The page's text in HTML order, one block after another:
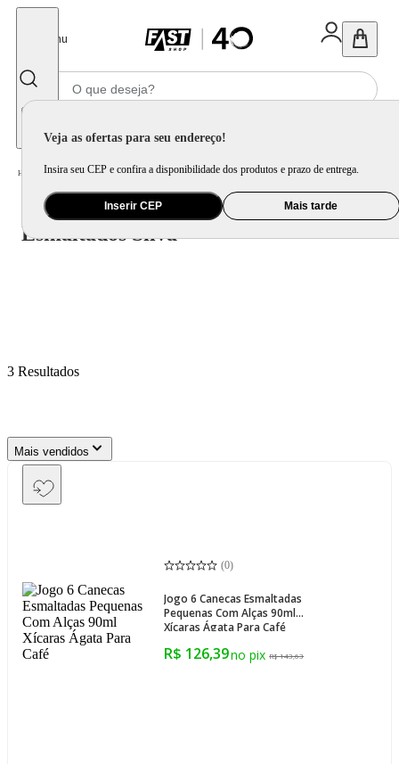
Menu
Veja as ofertas para seu endereço!
Insira seu CEP e confira a disponibilidade dos produtos e prazo de entrega.
Inserir CEP Mais tarde
Home Esmaltados Silva
Esmaltados Silva
3 Resultados
Mais vendidos
(0)
Jogo 6 Canecas Esmaltadas
Pequenas Com Alças 90ml
Xícaras Ágata Para Café
R$ 126,39 R$ 143,63